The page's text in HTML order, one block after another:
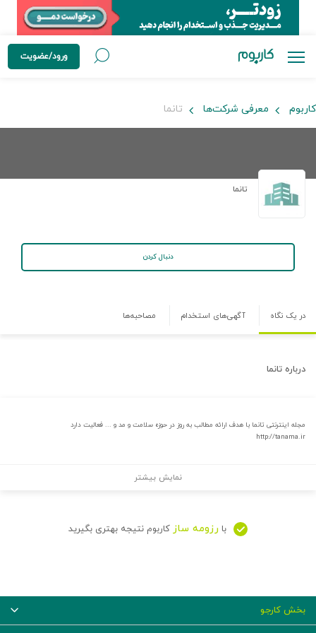
ورود/عضویت
کاربوم معرفی شرکت‌ها تانما
تانما
دنبال کردن
در یک نگاه آگهی‌های استخدام مصاحبه‌ها
درباره تانما
مجله اینترنتی تانما با هدف ارائه مطالب به روز در حوزه سلامت و مد و ... فعالیت دارد
http://tanama.ir
نمایش بیشتر
با رزومه ساز کاربوم نتیجه بهتری بگیرید
بخش کارجو